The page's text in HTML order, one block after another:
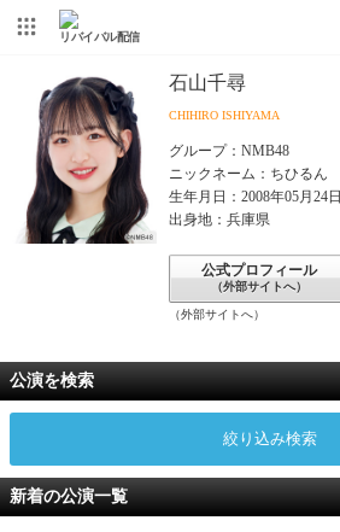
リバイバル配信
石山千尋
CHIHIRO ISHIYAMA
グループ：NMB48
ニックネーム：ちひるん
生年月日：2008年05月24日
出身地：兵庫県
公式プロフィール
（外部サイトへ）
（外部サイトへ）
公演を検索
絞り込み検索
新着の公演一覧